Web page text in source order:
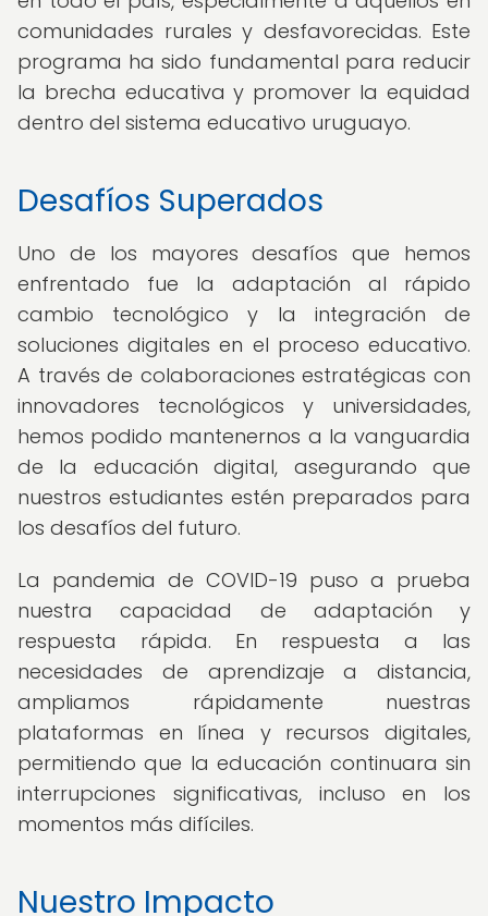
comunidades rurales y desfavorecidas. Este
programa ha sido fundamental para reducir
la brecha educativa y promover la equidad
dentro del sistema educativo uruguayo.
Desafíos Superados
Uno de los mayores desafíos que hemos
enfrentado fue la adaptación al rápido
cambio tecnológico y la integración de
soluciones digitales en el proceso educativo.
A través de colaboraciones estratégicas con
innovadores tecnológicos y universidades,
hemos podido mantenernos a la vanguardia
de la educación digital, asegurando que
nuestros estudiantes estén preparados para
los desafíos del futuro.
La pandemia de COVID-19 puso a prueba
nuestra capacidad de adaptación y
respuesta rápida. En respuesta a las
necesidades de aprendizaje a distancia,
ampliamos rápidamente nuestras
plataformas en línea y recursos digitales,
permitiendo que la educación continuara sin
interrupciones significativas, incluso en los
momentos más difíciles.
Nuestro Impacto